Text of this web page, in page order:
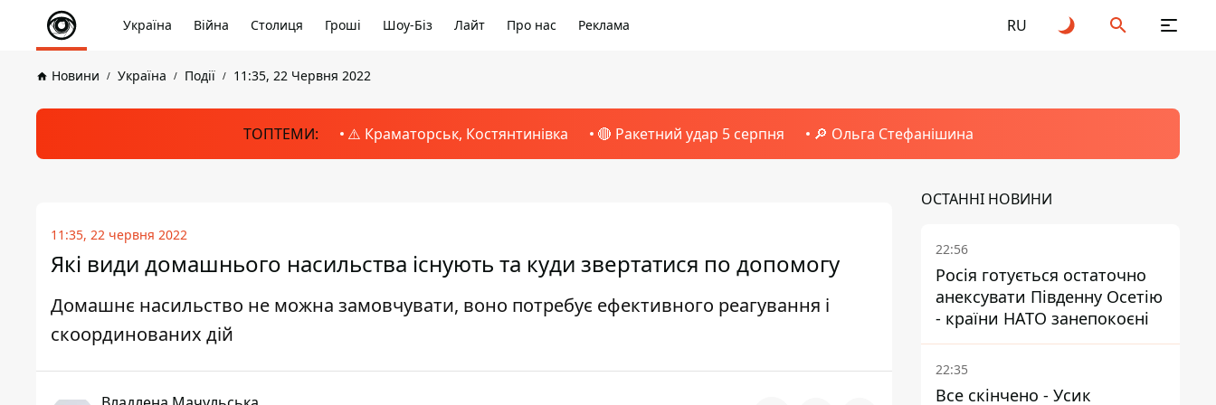
Україна Війна Столиця Гроші Шоу-Біз Лайт Про нас Реклама RU
Новини Україна Події 11:35, 22 Червня 2022
ТОПТЕМИ: ⚠️ Краматорськ, Костянтинівка 🔴 Ракетний удар 5 серпня 🔎 Ольга Стефанішина
11:35, 22 червня 2022
Які види домашнього насильства існують та куди звертатися по допомогу
Домашнє насильство не можна замовчувати, воно потребує ефективного реагування і
скоординованих дій
ОСТАННІ НОВИНИ
22:56
Росія готується остаточно
анексувати Південну Осетію
- країни НАТО занепокоєні
22:35
Все скінчено - Усик